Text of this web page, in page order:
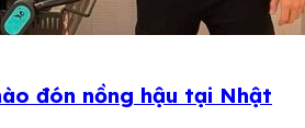
đón nồng hậu tại Nhật